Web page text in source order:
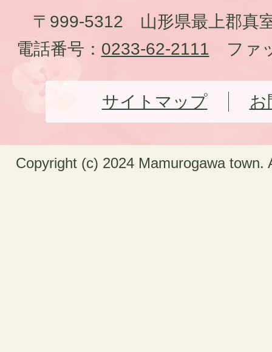
〒999-5312 山形県最上郡真
電話番号： 0233-62-2111 ファ
サイトマップ お
Copyright (c) 2024 Mamurogawa town.